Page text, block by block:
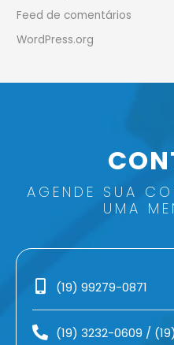
Feed de comentários
WordPress.org
AGENDE SUA
UMA
(19) 99279-0871
(19) 3232-0609 /